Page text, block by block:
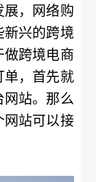
展，网络购
新兴的跨境
做跨境电商
单，首先就
网站。那么
网站可以接